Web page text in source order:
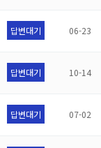
답변대기 06-23
답변대기 10-14
답변대기 07-02